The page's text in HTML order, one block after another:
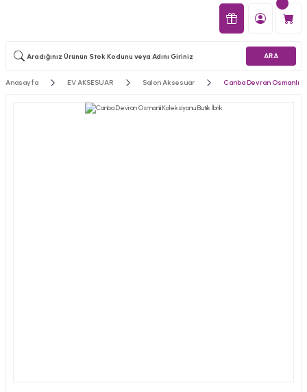
ARA
Anasayfa EV AKSESUAR Salon Aksesuar Canba Devran Osmanlı